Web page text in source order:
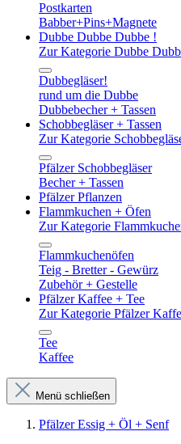
Postkarten
Babber+Pins+Magnete
Dubbe Dubbe Dubbe !
Zur Kategorie Dubbe
Dubbegläser!
rund um die Dubbe
Dubbebecher + Tassen
Schobbegläser + Tassen
Zur Kategorie
Pfälzer Schobbegläser
Becher + Tassen
Pfälzer Pflanzen
Flammkuchen + Öfen
Zur Kategorie
Flammkuchenöfen
Teig - Bretter - Gewürz
Zubehör + Gestelle
Pfälzer Kaffee + Tee
Zur Kategorie Pfälzer
Tee
Kaffee
Menü schließen
Pfälzer Essig + Öl + Senf